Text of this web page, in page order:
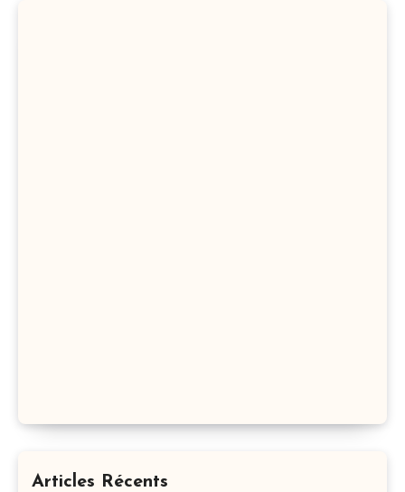
Articles Récents